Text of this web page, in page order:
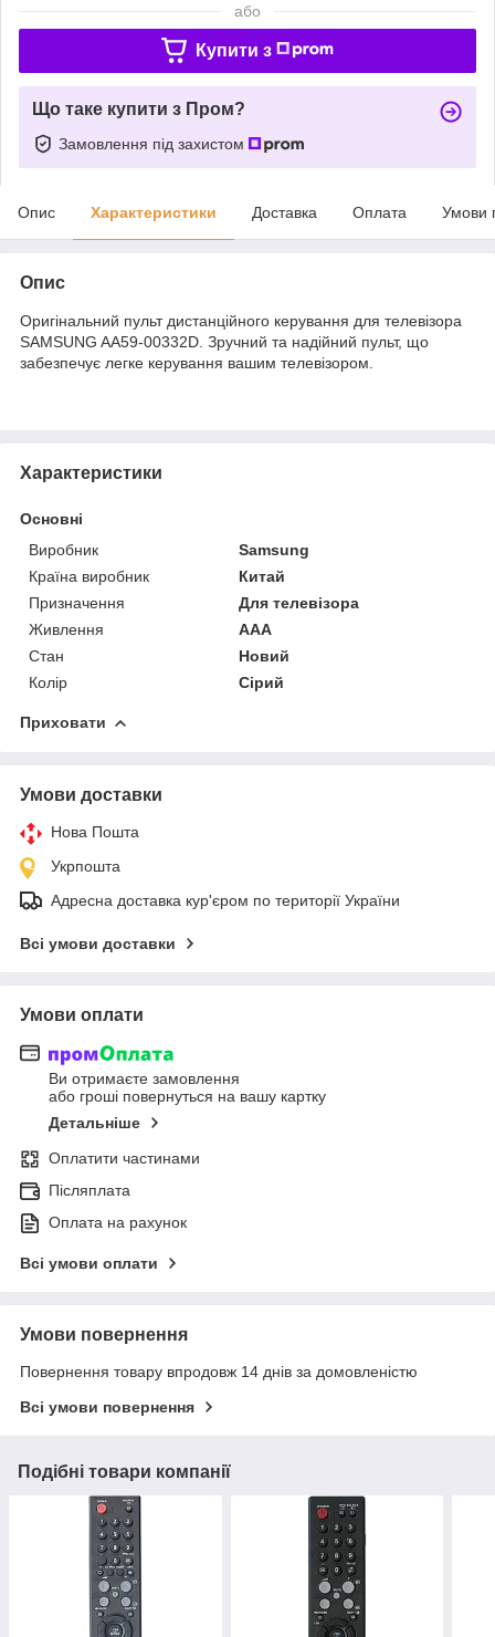
або
Купити з
Що таке купити з Пром?
Замовлення під захистом
Опис Характеристики Доставка Оплата Умови
Опис
Оригінальний пульт дистанційного керування для телевізора
SAMSUNG AA59-00332D. Зручний та надійний пульт, що
забезпечує легке керування вашим телевізором.
Характеристики
Основні
Виробник
Samsung
Країна виробник
Китай
Призначення
Для телевізора
Живлення
AAA
Стан
Новий
Колір
Сірий
Приховати
Умови доставки
Нова Пошта
Укрпошта
Адресна доставка кур'єром по території України
Всі умови доставки
Умови оплати
Ви отримаєте замовлення
або гроші повернуться на вашу картку
Детальніше
Оплатити частинами
Післяплата
Оплата на рахунок
Всі умови оплати
Умови повернення
Повернення товару впродовж 14 днів за домовленістю
Всі умови повернення
Подібні товари компанії